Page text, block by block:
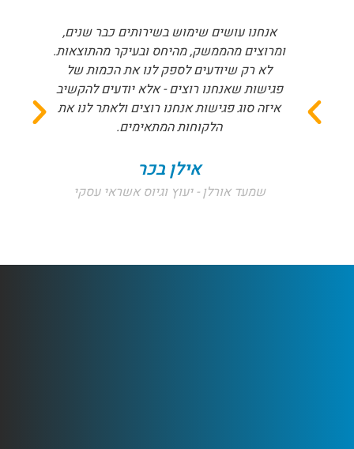
אנחנו עושים שימוש בשירותים כבר שנים,
ומרוצים מהממשק, מהיחס ובעיקר מהתוצאות.
לא רק שיודעים לספק לנו את הכמות של
פגישות שאנחנו רוצים - אלא יודעים להקשיב
איזה סוג פגישות אנחנו רוצים ולאתר לנו את
הלקוחות המתאימים.
אילן בכר
שמעד אורלן - יעוץ וגיוס אשראי עסקי